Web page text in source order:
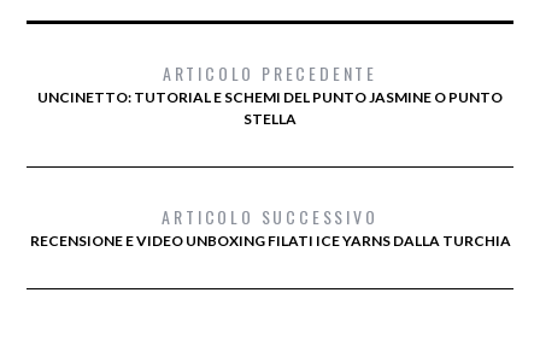
ARTICOLO PRECEDENTE
UNCINETTO: TUTORIAL E SCHEMI DEL PUNTO JASMINE O PUNTO
STELLA
ARTICOLO SUCCESSIVO
RECENSIONE E VIDEO UNBOXING FILATI ICE YARNS DALLA TURCHIA